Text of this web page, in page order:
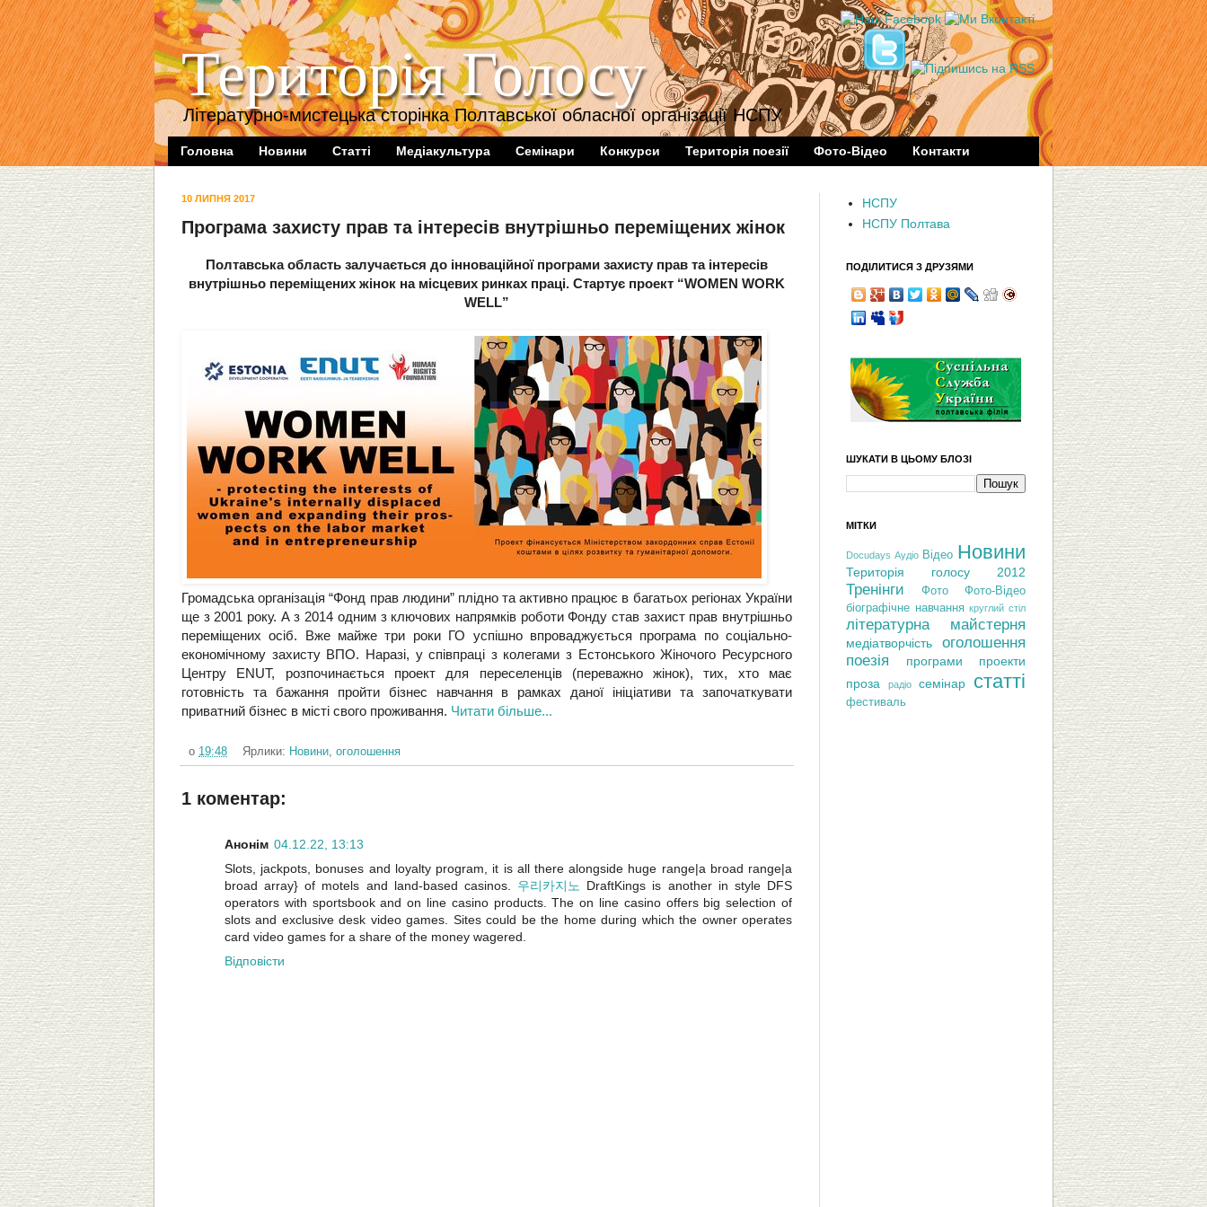
Територія Голосу
Літературно-мистецька сторінка Полтавської обласної організації НСПУ
Головна Новини Статті Медіакультура Семінари Конкурси Територія поезії Фото-Відео Контакти
10 ЛИПНЯ 2017
Програма захисту прав та інтересів внутрішньо переміщених жінок
Полтавська область залучається до інноваційної програми захисту прав та інтересів
внутрішньо переміщених жінок на місцевих ринках праці. Стартує проект “WOMEN WORK
WELL”
Громадська організація “Фонд прав людини” плідно та активно працює в багатьох регіонах України
ще з 2001 року. А з 2014 одним з ключових напрямків роботи Фонду став захист прав внутрішньо
переміщених осіб. Вже майже три роки ГО успішно впроваджується програма по соціально-
економічному захисту ВПО. Наразі, у співпраці з колегами з Естонського Жіночого Ресурсного
Центру ENUT, розпочинається проект для переселенців (переважно жінок), тих, хто має
готовність та бажання пройти бізнес навчання в рамках даної ініціативи та започаткувати
приватний бізнес в місті свого проживання. Читати більше...
о 19:48 Ярлики: Новини, оголошення
1 коментар:
Анонім 04.12.22, 13:13
Slots, jackpots, bonuses and loyalty program, it is all there alongside huge range|a broad range|a
broad array} of motels and land-based casinos. 우리카지노
DraftKings is another in style DFS
operators with sportsbook and on line casino products. The on line casino offers big selection of
slots and exclusive desk video games. Sites could be the home during which the owner operates
card video games for a share of the money wagered.
Відповісти
НСПУ
НСПУ Полтава
ПОДІЛИТИСЯ З ДРУЗЯМИ
ШУКАТИ В ЦЬОМУ БЛОЗІ
МІТКИ
Docudays Аудіо Відео Новини
Територія голосу 2012
Тренінги Фото
Фото-Відео
біографічне навчання круглий стіл
літературна майстерня
медіатворчість
оголошення
поезія
програми
проекти
проза
радіо семінар статті
фестиваль